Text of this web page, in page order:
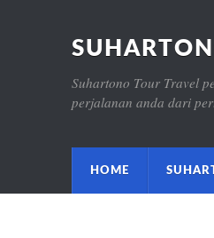
Suhartono Tour Travel
perjalanan anda dari
HOME